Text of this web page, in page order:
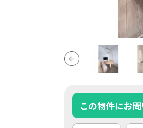
この物件にお